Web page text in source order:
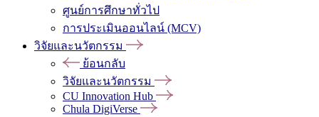
ศูนย์การศึกษาทั่วไป
การประเมินออนไลน์ (MCV)
วิจัยและนวัตกรรม
ย้อนกลับ
วิจัยและนวัตกรรม
CU Innovation Hub
Chula DigiVerse